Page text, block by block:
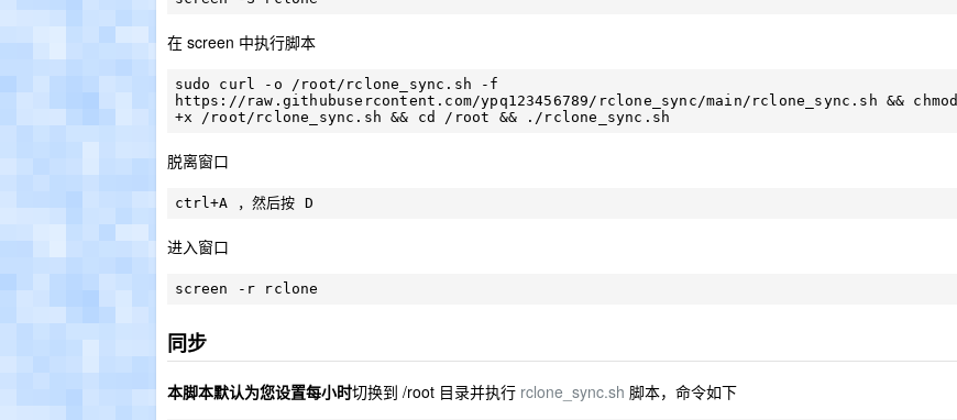
在 screen 中执行脚本
sudo curl -o /root/rclone_sync.sh -f
https://raw.githubusercontent.com/ypq123456789/rclone_sync/main/rclone_sync.sh && chmod
脱离窗口
进入窗口
同步
本脚本默认为您设置每小时切换到 /root 目录并执行 rclone_sync.sh 脚本，命令如下